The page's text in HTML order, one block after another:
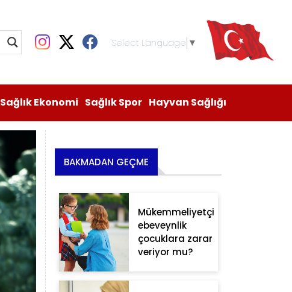
Select Language ▼
Sağlık Ekonomi Sağlık Spor Hayvan Sağlığı
BAKMADAN GEÇME
Mükemmeliyetçi
ebeveynlik
çocuklara zarar
veriyor mu?